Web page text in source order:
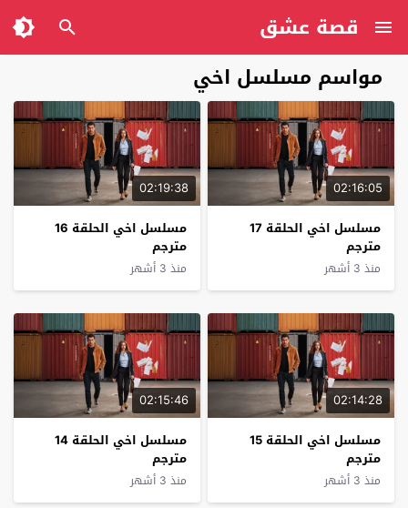
قصة عشق
مواسم مسلسل اخي
02:16:05
مسلسل اخي الحلقة 17
مترجم
منذ 3 أشهر
02:19:38
مسلسل اخي الحلقة 16
مترجم
منذ 3 أشهر
02:14:28
مسلسل اخي الحلقة 15
مترجم
منذ 3 أشهر
02:15:46
مسلسل اخي الحلقة 14
مترجم
منذ 3 أشهر